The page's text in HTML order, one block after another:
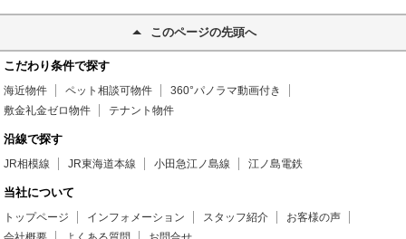
このページの先頭へ
こだわり条件で探す
海近物件 ペット相談可物件
360°パノラマ動画付き
敷金礼金ゼロ物件
テナント物件
沿線で探す
JR相模線 JR東海道本線 小田急江ノ島線 江ノ島電鉄
当社について
トップページ インフォメーション スタッフ紹介
お客様の声